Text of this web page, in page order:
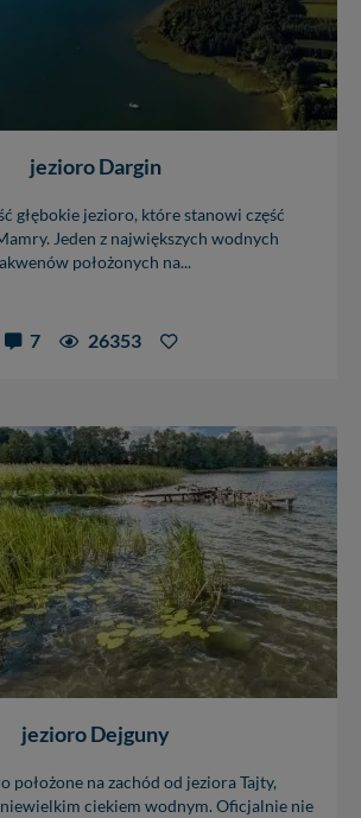
jezioro Dargin
głębokie jezioro, które stanowi część
Jeden z największych wodnych
akwenów położonych na...
7 26353
jezioro Dejguny
położone na zachód od jeziora Tajty,
niewielkim ciekiem wodnym. Oficjalnie nie